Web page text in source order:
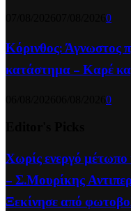
0
Κόρινθος: Άγνωστος
κατάστημα – Καρέ
0
Χωρίς ενεργό
– Σ.Μουρίκης
Ξεκίνησε από